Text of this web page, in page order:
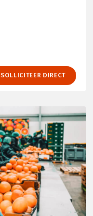
SOLLICITEER DIRECT